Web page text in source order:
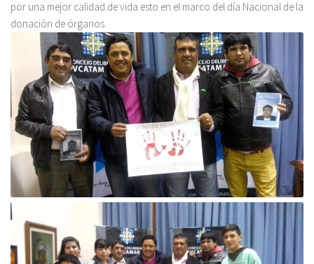
por una mejor calidad de vida esto en el marco del día Nacional de la
donación de órganos.